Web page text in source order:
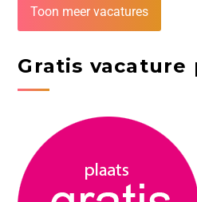
Toon meer vacatures
Gratis vacature